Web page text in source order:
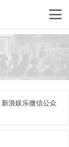
新浪娱乐微信公众